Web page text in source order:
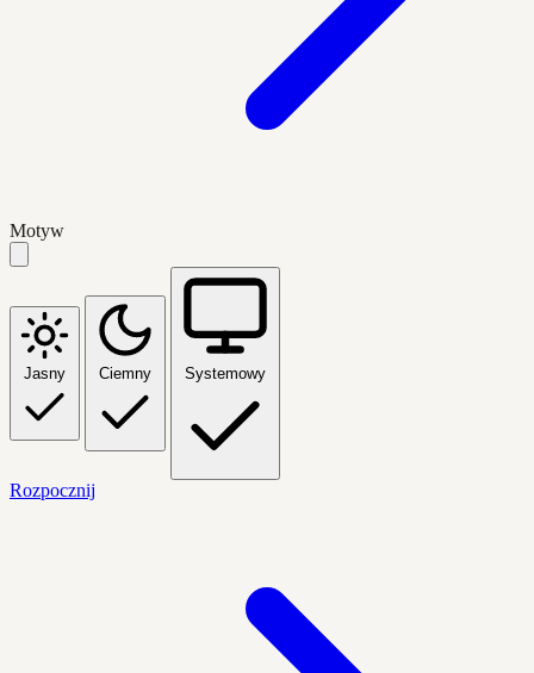
Motyw
Jasny Ciemny Systemowy
Rozpocznij